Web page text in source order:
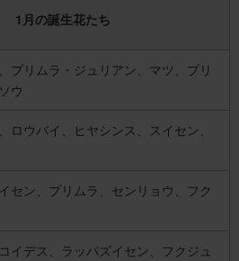
1月の誕生花たち
プリムラ・ジュリアン、マツ、プリ
ウ
ロウバイ、ヒヤシンス、スイセン、
セン、プリムラ、センリョウ、フク
イデス、ラッパズイセン、フクジュ